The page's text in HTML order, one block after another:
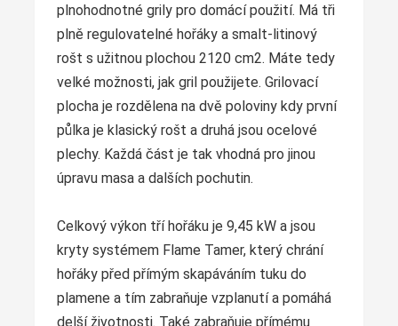
plnohodnotné grily pro domácí použití. Má tři
plně regulovatelné hořáky a smalt-litinový
rošt s užitnou plochou 2120 cm2. Máte tedy
velké možnosti, jak gril použijete. Grilovací
plocha je rozdělena na dvě poloviny kdy první
půlka je klasický rošt a druhá jsou ocelové
plechy. Každá část je tak vhodná pro jinou
úpravu masa a dalších pochutin.
Celkový výkon tří hořáku je 9,45 kW a jsou
kryty systémem Flame Tamer, který chrání
hořáky před přímým skapáváním tuku do
plamene a tím zabraňuje vzplanutí a pomáhá
delší životnosti. Také zabraňuje přímému